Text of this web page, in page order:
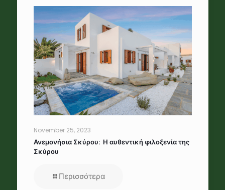
November 25, 2023
Ανεμονήσια Σκύρου: Η αυθεντική φιλοξενία της
Σκύρου
Περισσότερα